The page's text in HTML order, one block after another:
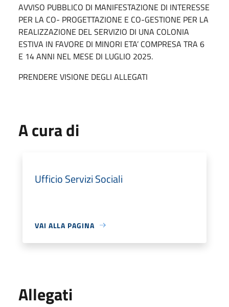
AVVISO PUBBLICO DI MANIFESTAZIONE DI INTERESSE
PER LA CO- PROGETTAZIONE E CO-GESTIONE PER LA
REALIZZAZIONE DEL SERVIZIO DI UNA COLONIA
ESTIVA IN FAVORE DI MINORI ETA’ COMPRESA TRA 6
E 14 ANNI NEL MESE DI LUGLIO 2025.
PRENDERE VISIONE DEGLI ALLEGATI
A cura di
Ufficio Servizi Sociali
VAI ALLA PAGINA
Allegati